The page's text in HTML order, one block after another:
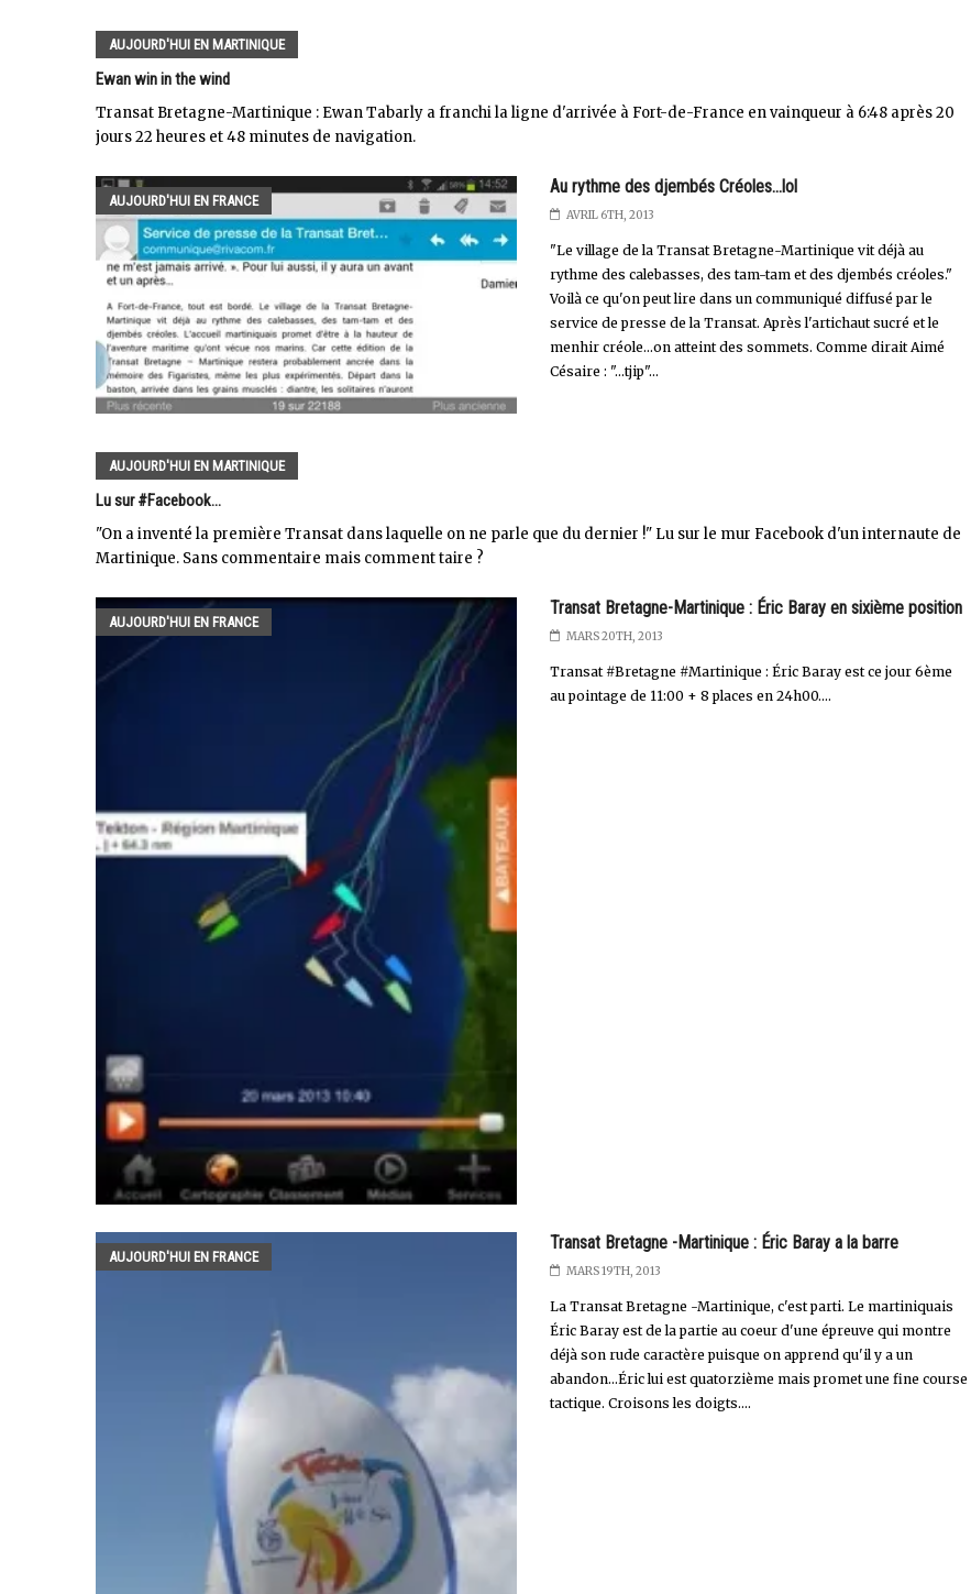
AUJOURD'HUI EN MARTINIQUE
Ewan win in the wind
Transat Bretagne-Martinique : Ewan Tabarly a franchi la ligne d'arrivée à Fort-de-France en vainqueur à 6:48 après 20
jours 22 heures et 48 minutes de navigation.
AUJOURD'HUI EN FRANCE
Au rythme des djembés Créoles...lol
AVRIL 6TH, 2013
"Le village de la Transat Bretagne-Martinique vit déjà au
rythme des calebasses, des tam-tam et des djembés créoles."
Voilà ce qu'on peut lire dans un communiqué diffusé par le
service de presse de la Transat. Après l'artichaut sucré et le
menhir créole...on atteint des sommets. Comme dirait Aimé
Césaire : "...tjip"...
AUJOURD'HUI EN MARTINIQUE
Lu sur #Facebook...
"On a inventé la première Transat dans laquelle on ne parle que du dernier !" Lu sur le mur Facebook d'un internaute de
Martinique. Sans commentaire mais comment taire ?
AUJOURD'HUI EN FRANCE
Transat Bretagne-Martinique : Éric Baray en sixième position
MARS 20TH, 2013
Transat #Bretagne #Martinique : Éric Baray est ce jour 6ème
au pointage de 11:00 + 8 places en 24h00....
AUJOURD'HUI EN FRANCE
Transat Bretagne -Martinique : Éric Baray a la barre
MARS 19TH, 2013
La Transat Bretagne -Martinique, c'est parti. Le martiniquais
Éric Baray est de la partie au coeur d'une épreuve qui montre
déjà son rude caractère puisque on apprend qu'il y a un
abandon...Éric lui est quatorzième mais promet une fine course
tactique. Croisons les doigts....